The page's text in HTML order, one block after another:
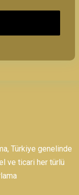
Türkiye genelinde
ve ticari her türlü